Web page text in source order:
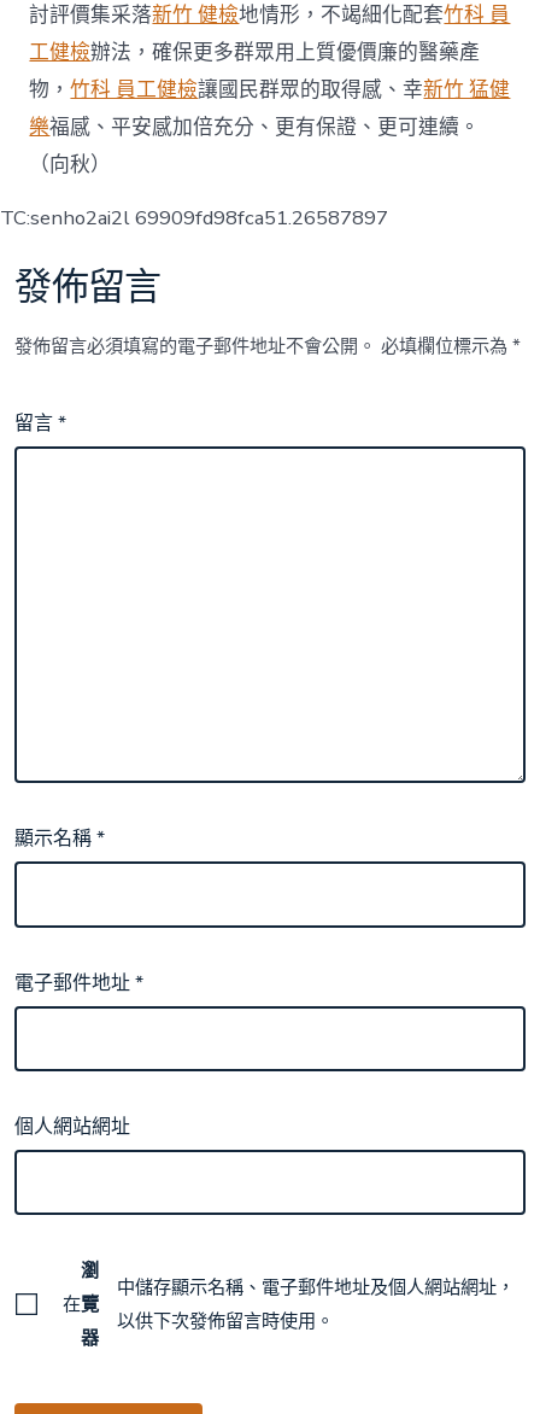
討評價集采落新竹 健檢地情形，不竭細化配套竹科 員
工健檢辦法，確保更多群眾用上質優價廉的醫藥產
物，竹科 員工健檢讓國民群眾的取得感、幸新竹 猛健
樂福感、平安感加倍充分、更有保證、更可連續。
（向秋）
TC:senho2ai2l 69909fd98fca51.26587897
發佈留言
發佈留言必須填寫的電子郵件地址不會公開。 必填欄位標示為*
留言*
顯示名稱*
電子郵件地址*
個人網站網址
在
瀏
覽
器
中儲存顯示名稱、電子郵件地址及個人網站網址，
以供下次發佈留言時使用。